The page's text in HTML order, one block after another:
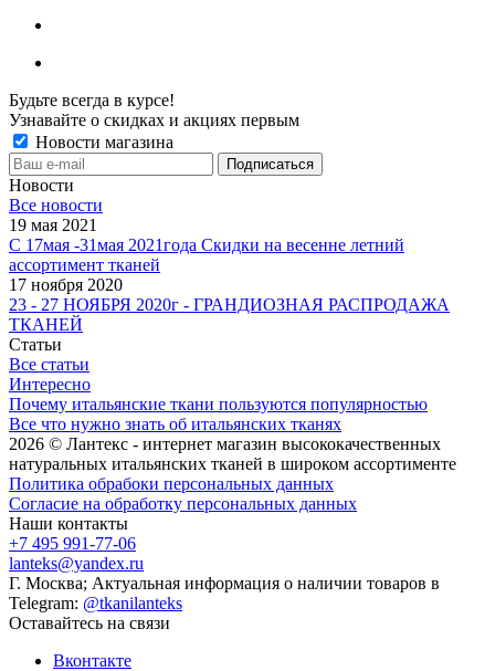
Будьте всегда в курсе!
Узнавайте о скидках и акциях первым
Новости магазина
Новости
Все новости
19 мая 2021
С 17мая -31мая 2021года Скидки на весенне летний
ассортимент тканей
17 ноября 2020
23 - 27 НОЯБРЯ 2020г - ГРАНДИОЗНАЯ РАСПРОДАЖА
ТКАНЕЙ
Статьи
Все статьи
Интересно
Почему итальянские ткани пользуются популярностью
Все что нужно знать об итальянских тканях
2026 © Лантекс - интернет магазин высококачественных
натуральных итальянских тканей в широком ассортименте
Политика обрабоки персональных данных
Согласие на обработку персональных данных
Наши контакты
+7 495 991-77-06
lanteks@yandex.ru
Г. Москва; Актуальная информация о наличии товаров в
Telegram: @tkanilanteks
Оставайтесь на связи
Вконтакте